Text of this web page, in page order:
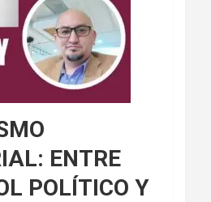
ENTRE
POLÍTICO Y